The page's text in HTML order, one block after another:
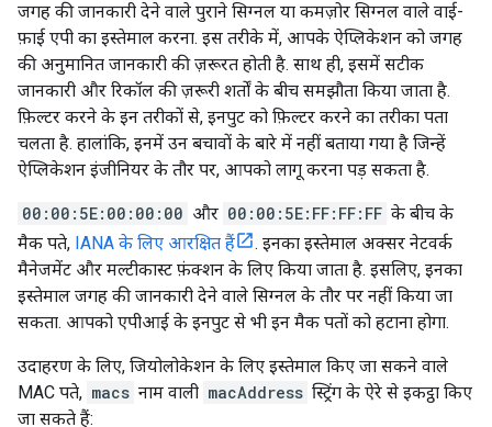
जगह की जानकारी देने वाले पुराने सिग्नल या कमज़ोर सिग्नल वाले वाई-
फ़ाई एपी का इस्तेमाल करना. इस तरीके में, आपके ऐप्लिकेशन को जगह
की अनुमानित जानकारी की ज़रूरत होती है. साथ ही, इसमें सटीक
जानकारी और रिकॉल की ज़रूरी शर्तों के बीच समझौता किया जाता है.
फ़िल्टर करने के इन तरीकों से, इनपुट को फ़िल्टर करने का तरीका पता
चलता है. हालांकि, इनमें उन बचावों के बारे में नहीं बताया गया है जिन्हें
ऐप्लिकेशन इंजीनियर के तौर पर, आपको लागू करना पड़ सकता है.
00:00:5E:00:00:00 और 00:00:5E:FF:FF:FF के बीच के
मैक पते, IANA के लिए आरक्षित हैं
. इनका इस्तेमाल अक्सर नेटवर्क
मैनेजमेंट और मल्टीकास्ट फ़ंक्शन के लिए किया जाता है. इसलिए, इनका
इस्तेमाल जगह की जानकारी देने वाले सिग्नल के तौर पर नहीं किया जा
सकता. आपको एपीआई के इनपुट से भी इन मैक पतों को हटाना होगा.
उदाहरण के लिए, जियोलोकेशन के लिए इस्तेमाल किए जा सकने वाले
MAC पते, macs नाम वाली macAddress स्ट्रिंग के ऐरे से इकट्ठा किए
जा सकते हैं: